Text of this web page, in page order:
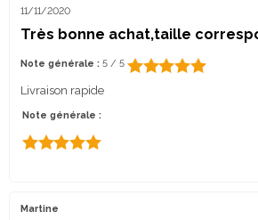
11/11/2020
Très bonne achat,taille
Note générale : 5 / 5
Livraison rapide
Note générale :
Martine